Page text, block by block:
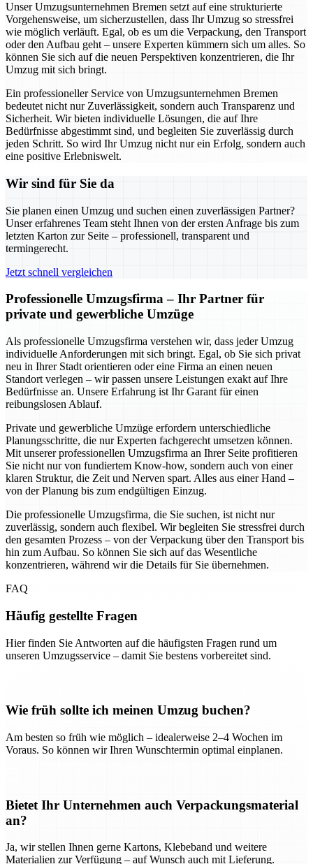
Unser Umzugsunternehmen Bremen setzt auf eine strukturierte
Vorgehensweise, um sicherzustellen, dass Ihr Umzug so stressfrei
wie möglich verläuft. Egal, ob es um die Verpackung, den Transport
oder den Aufbau geht – unsere Experten kümmern sich um alles. So
können Sie sich auf die neuen Perspektiven konzentrieren, die Ihr
Umzug mit sich bringt.
Ein professioneller Service von Umzugsunternehmen Bremen
bedeutet nicht nur Zuverlässigkeit, sondern auch Transparenz und
Sicherheit. Wir bieten individuelle Lösungen, die auf Ihre
Bedürfnisse abgestimmt sind, und begleiten Sie zuverlässig durch
jeden Schritt. So wird Ihr Umzug nicht nur ein Erfolg, sondern auch
eine positive Erlebniswelt.
Wir sind für Sie da
Sie planen einen Umzug und suchen einen zuverlässigen Partner?
Unser erfahrenes Team steht Ihnen von der ersten Anfrage bis zum
letzten Karton zur Seite – professionell, transparent und
termingerecht.
Jetzt schnell vergleichen
Professionelle Umzugsfirma – Ihr Partner für
private und gewerbliche Umzüge
Als professionelle Umzugsfirma verstehen wir, dass jeder Umzug
individuelle Anforderungen mit sich bringt. Egal, ob Sie sich privat
neu in Ihrer Stadt orientieren oder eine Firma an einen neuen
Standort verlegen – wir passen unsere Leistungen exakt auf Ihre
Bedürfnisse an. Unsere Erfahrung ist Ihr Garant für einen
reibungslosen Ablauf.
Private und gewerbliche Umzüge erfordern unterschiedliche
Planungsschritte, die nur Experten fachgerecht umsetzen können.
Mit unserer professionellen Umzugsfirma an Ihrer Seite profitieren
Sie nicht nur von fundiertem Know-how, sondern auch von einer
klaren Struktur, die Zeit und Nerven spart. Alles aus einer Hand –
von der Planung bis zum endgültigen Einzug.
Die professionelle Umzugsfirma, die Sie suchen, ist nicht nur
zuverlässig, sondern auch flexibel. Wir begleiten Sie stressfrei durch
den gesamten Prozess – von der Verpackung über den Transport bis
hin zum Aufbau. So können Sie sich auf das Wesentliche
konzentrieren, während wir die Details für Sie übernehmen.
FAQ
Häufig gestellte Fragen
Hier finden Sie Antworten auf die häufigsten Fragen rund um
unseren Umzugsservice – damit Sie bestens vorbereitet sind.
Wie früh sollte ich meinen Umzug buchen?
Am besten so früh wie möglich – idealerweise 2–4 Wochen im
Voraus. So können wir Ihren Wunschtermin optimal einplanen.
Bietet Ihr Unternehmen auch Verpackungsmaterial
an?
Ja, wir stellen Ihnen gerne Kartons, Klebeband und weitere
Materialien zur Verfügung – auf Wunsch auch mit Lieferung.